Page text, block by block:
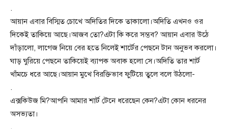
.
আয়ান এবার বিস্মিত চোখে অদিতির দিকে তাকালো।অদিতি এখনও ওর
দিকেই তাকিয়ে আছে।আজব তো?এটা কি করে সম্ভব? আয়ান এবার উঠে
দাঁড়ালো, লাগেজ নিয়ে বের হতে নিলেই শার্টের পেছনে টান অনুভব করলো।
ঘাড় ঘুরিয়ে পেছনে তাকিয়েই ব্যাপক অবাক হলো সে।অদিতি তার শার্ট
খাঁমচে ধরে আছে।আয়ান মুখে বিরক্তিভাব ফুটিয়ে তুলে বলে উঠলো-
.
এক্সকিউজ মি?আপনি আমার শার্ট টেনে ধরেছেন কেন?এটা কোন ধরনের
অসভ্যতা।
.